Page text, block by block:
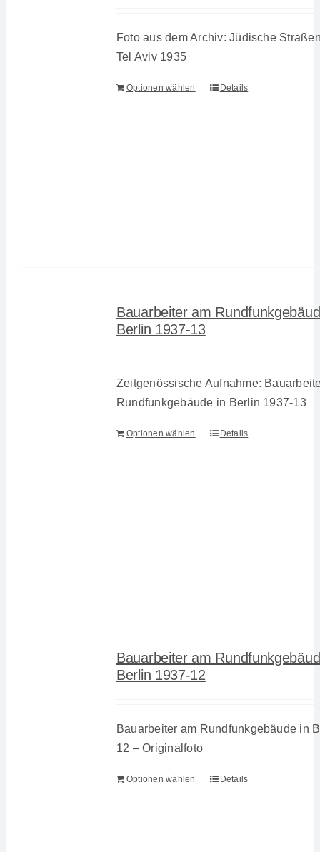
Foto aus dem Archiv: Jüdische
Tel Aviv 1935
Optionen wählen Details
Bauarbeiter am
Berlin 1937-13
Zeitgenössische Aufnahme:
Rundfunkgebäude in Berlin 1937-13
Optionen wählen Details
Bauarbeiter am
Berlin 1937-12
Bauarbeiter am Rundfunkgebäude in
12 – Originalfoto
Optionen wählen Details